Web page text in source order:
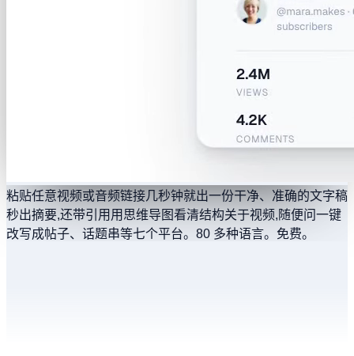
粘贴任意视频或音频链接几秒钟就出一份干净、准确的文字稿
秒出摘要,还带引用 用思维导图看清结构关于视频,随便问一键
改写成帖子、话题串等七个平台。80 多种语言。免费。